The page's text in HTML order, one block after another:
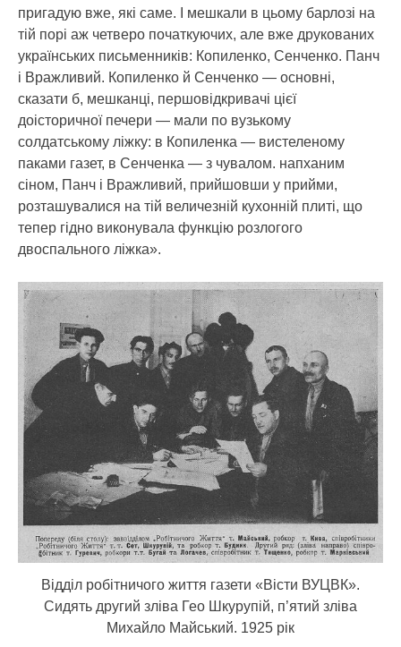
пригадую вже, які саме. І мешкали в цьому барлозі на
тій порі аж четверо початкуючих, але вже друкованих
українських письменників: Копиленко, Сенченко. Панч
і Вражливий. Копиленко й Сенченко — основні,
сказати б, мешканці, першовідкривачі цієї
доісторичної печери — мали по вузькому
солдатському ліжку: в Копиленка — вистеленому
паками газет, в Сенченка — з чувалом. напханим
сіном, Панч і Вражливий, прийшовши у прийми,
розташувалися на тій величезній кухонній плиті, що
тепер гідно виконувала функцію розлогого
двоспального ліжка».
Відділ робітничого життя газети «Вісти ВУЦВК».
Сидять другий зліва Гео Шкурупій, п’ятий зліва
Михайло Майський. 1925 рік